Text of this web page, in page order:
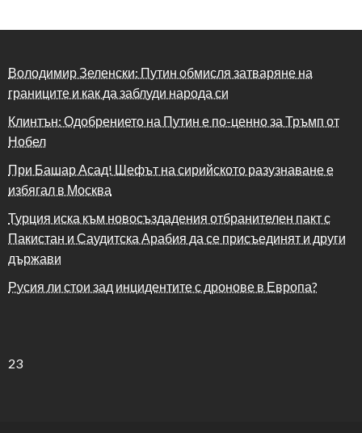
Володимир Зеленски: Путин обмисля затваряне на
границите и как да заблуди народа си
Клинтън: Одобрението на Путин е по-ценно за Тръмп от
Нобел
При Башар Асад! Шефът на сирийското разузнаване е
избягал в Москва
Турция иска към новосъздадения отбранителен пакт с
Пакистан и Саудитска Арабия да се присъединят и други
държави
Русия ли стои зад инцидентите с дронове в Европа?
23